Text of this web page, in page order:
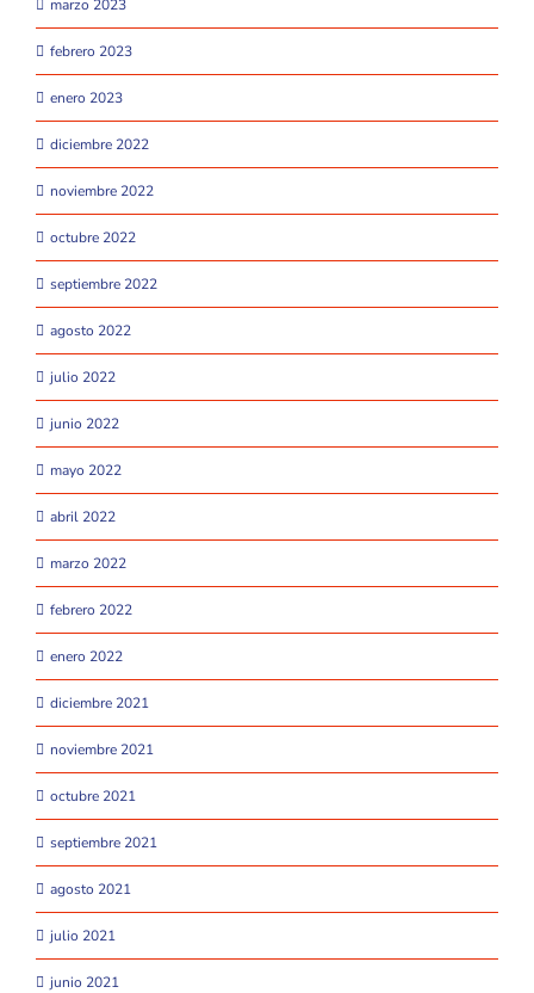
marzo 2023
febrero 2023
enero 2023
diciembre 2022
noviembre 2022
octubre 2022
septiembre 2022
agosto 2022
julio 2022
junio 2022
mayo 2022
abril 2022
marzo 2022
febrero 2022
enero 2022
diciembre 2021
noviembre 2021
octubre 2021
septiembre 2021
agosto 2021
julio 2021
junio 2021